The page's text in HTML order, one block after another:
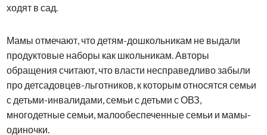
ходят в сад.
Мамы отмечают, что детям-дошкольникам не выдали
продуктовые наборы как школьникам. Авторы
обращения считают, что власти несправедливо забыли
про детсадовцев-льготников, к которым относятся семьи
с детьми-инвалидами, семьи с детьми с ОВЗ,
многодетные семьи, малообеспеченные семьи и мамы-
одиночки.